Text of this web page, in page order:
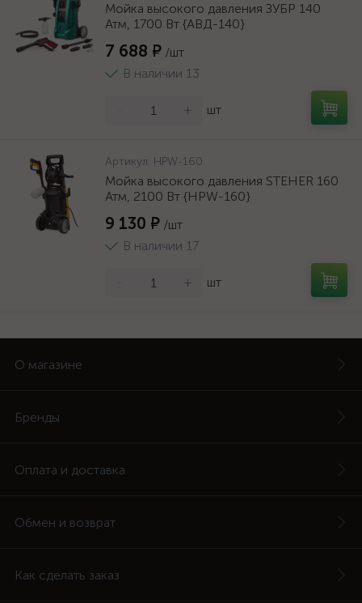
Мойка высокого давления ЗУБР 140
Атм, 1700 Вт {АВД-140}
7 688 ₽ /шт
В наличии 13
+ шт
Артикул: HPW-160
Мойка высокого давления STEHER 160
Атм, 2100 Вт {HPW-160}
9 130 ₽ /шт
В наличии 17
+ шт
О магазине
Бренды
Оплата и доставка
Обмен и возврат
Как сделать заказ